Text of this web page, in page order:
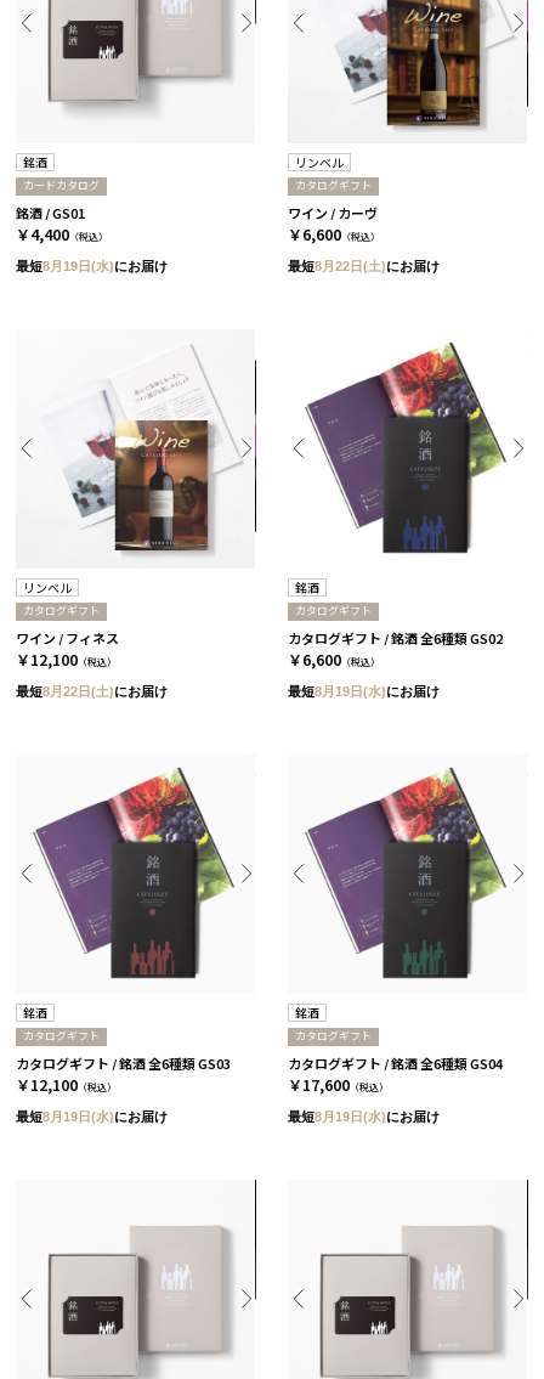
銘酒
カードカタログ
銘酒 / GS01
￥4,400 （税込）
最短8月19日(水)にお届け
リンベル
カタログギフト
ワイン / カーヴ
￥6,600 （税込）
最短8月22日(土)にお届け
リンベル
カタログギフト
ワイン / フィネス
￥12,100 （税込）
最短8月22日(土)にお届け
銘酒
カタログギフト
カタログギフト / 銘酒 全6種類 GS02
￥6,600 （税込）
最短8月19日(水)にお届け
銘酒
カタログギフト
カタログギフト / 銘酒 全6種類 GS03
￥12,100 （税込）
最短8月19日(水)にお届け
銘酒
カタログギフト
カタログギフト / 銘酒 全6種類 GS04
￥17,600 （税込）
最短8月19日(水)にお届け